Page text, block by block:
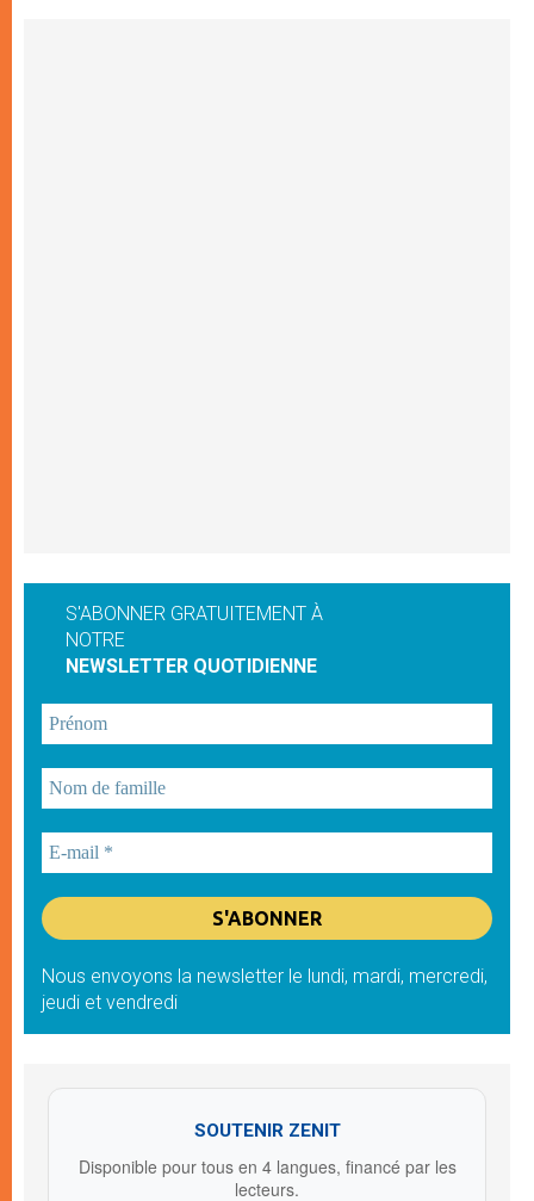
S'ABONNER GRATUITEMENT À
NOTRE
NEWSLETTER QUOTIDIENNE
Nous envoyons la newsletter le lundi, mardi, mercredi,
jeudi et vendredi
SOUTENIR ZENIT
Disponible pour tous en 4 langues, financé par les
lecteurs.